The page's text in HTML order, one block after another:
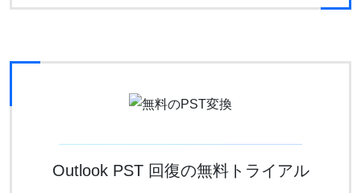
Outlook PST 回復の無料トライアル